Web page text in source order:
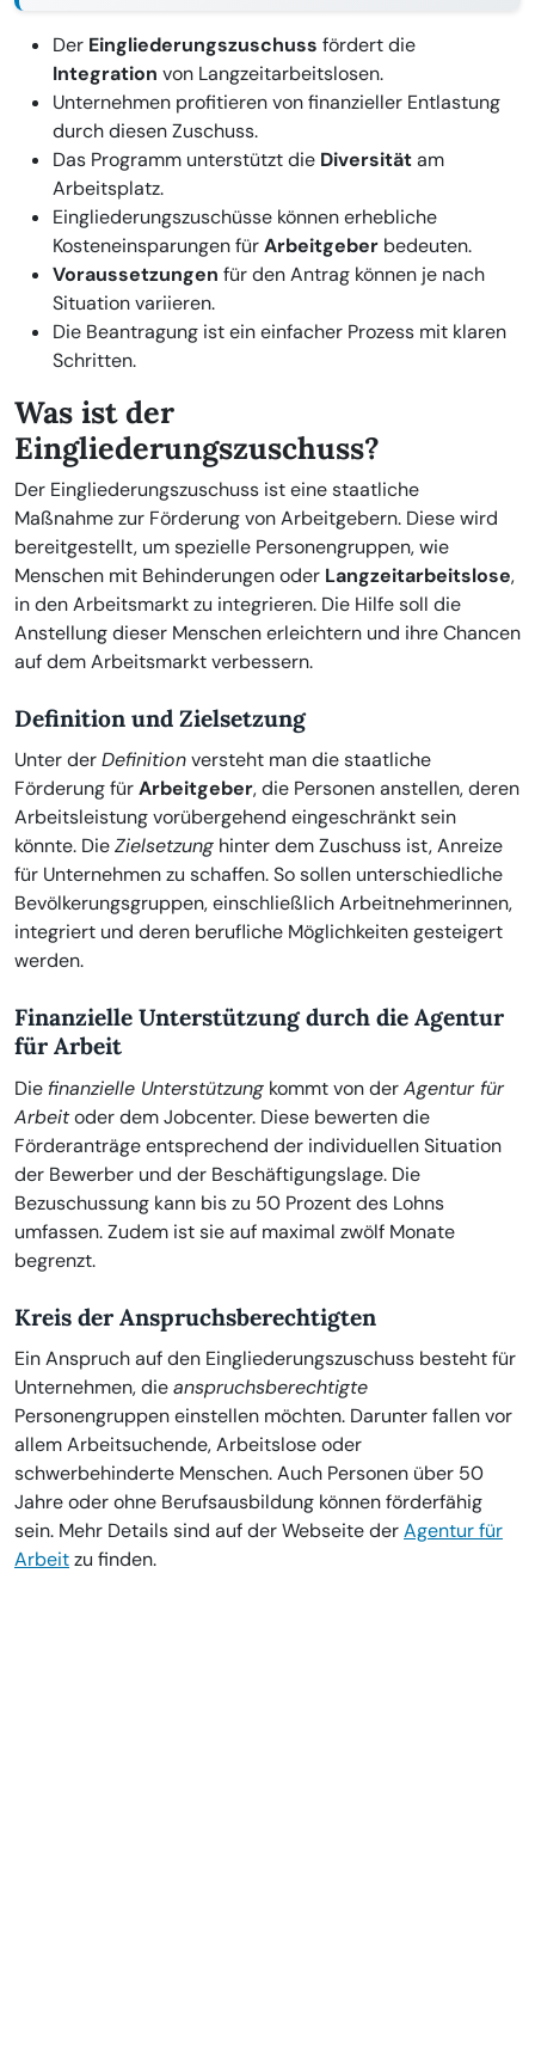
Der Eingliederungszuschuss fördert die
Integration von Langzeitarbeitslosen.
Unternehmen profitieren von finanzieller Entlastung
durch diesen Zuschuss.
Das Programm unterstützt die Diversitätam
Arbeitsplatz.
Eingliederungszuschüsse können erhebliche
Kosteneinsparungen fürArbeitgeber bedeuten.
Voraussetzungen für den Antrag können je nach
Situation variieren.
Die Beantragung ist ein einfacher Prozess mit klaren
Schritten.
Was ist der
Eingliederungszuschuss?
Der Eingliederungszuschuss ist eine staatliche
Maßnahme zur Förderung von Arbeitgebern. Diese wird
bereitgestellt, um spezielle Personengruppen, wie
Menschen mit Behinderungen oder Langzeitarbeitslose,
in den Arbeitsmarkt zu integrieren. Die Hilfe soll die
Anstellung dieser Menschen erleichtern und ihre Chancen
auf dem Arbeitsmarkt verbessern.
Definition und Zielsetzung
Unter derDefinitionversteht man die staatliche
Förderung fürArbeitgeber, die Personen anstellen, deren
Arbeitsleistung vorübergehend eingeschränkt sein
könnte. DieZielsetzung hinter dem Zuschuss ist, Anreize
für Unternehmen zu schaffen. So sollen unterschiedliche
Bevölkerungsgruppen, einschließlich Arbeitnehmerinnen,
integriert und deren berufliche Möglichkeiten gesteigert
werden.
Finanzielle Unterstützung durch die Agentur
für Arbeit
Die finanzielle Unterstützung kommt von derAgentur für
Arbeitoder dem Jobcenter. Diese bewerten die
Förderanträge entsprechend der individuellen Situation
der Bewerber und der Beschäftigungslage. Die
Bezuschussung kann bis zu 50 Prozent des Lohns
umfassen. Zudem ist sie auf maximal zwölf Monate
begrenzt.
Kreis der Anspruchsberechtigten
Ein Anspruch auf den Eingliederungszuschuss besteht für
Unternehmen, dieanspruchsberechtigte
Personengruppen einstellen möchten. Darunter fallen vor
allem Arbeitsuchende, Arbeitslose oder
schwerbehinderte Menschen. Auch Personen über 50
Jahre oder ohne Berufsausbildung können förderfähig
sein. Mehr Details sind auf der Webseite derAgentur für
Arbeitzu finden.